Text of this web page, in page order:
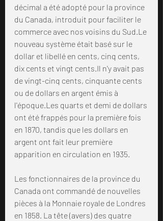
décimal a été adopté pour la province
du Canada, introduit pour faciliter le
commerce avec nos voisins du Sud.Le
nouveau système était basé sur le
dollar et libellé en cents, cinq cents,
dix cents et vingt cents.Il n'y avait pas
de vingt-cinq cents, cinquante cents
ou de dollars en argent émis à
l'époque.Les quarts et demi de dollars
ont été frappés pour la première fois
en 1870, tandis que les dollars en
argent ont fait leur première
apparition en circulation en 1935.
Les fonctionnaires de la province du
Canada ont commandé de nouvelles
pièces à la Monnaie royale de Londres
en 1858. La tête (avers) des quatre